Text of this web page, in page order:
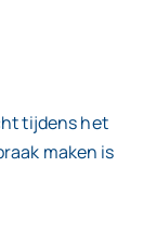
tijdens het
maken is